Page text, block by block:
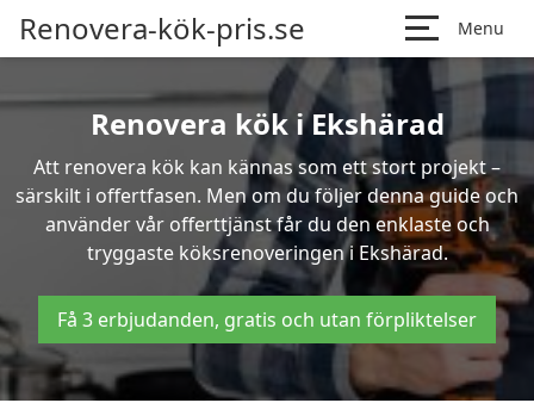
Renovera-kök-pris.se Menu
Renovera kök i Ekshärad
Att renovera kök kan kännas som ett stort projekt –
särskilt i offertfasen. Men om du följer denna guide och
använder vår offerttjänst får du den enklaste och
tryggaste köksrenoveringen i Ekshärad.
Få 3 erbjudanden, gratis och utan förpliktelser